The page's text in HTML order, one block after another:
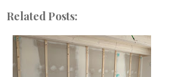
Related Posts: